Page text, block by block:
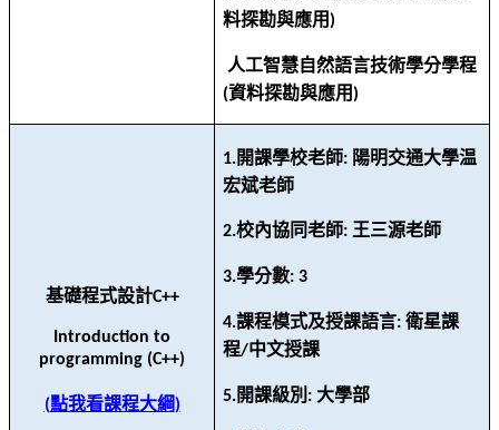
料探勘與應用)
人工智慧自然語言技術學分學程
(資料探勘與應用)
基礎程式設計C++
Introduction to
programming (C++)
(點我看課程大綱)
1.開課學校老師: 陽明交通大學温
宏斌老師
2.校內協同老師:王三源老師
3.學分數: 3
4.課程模式及授課語言:衛星課
程/中文授課
5.開課級別 : 大學部